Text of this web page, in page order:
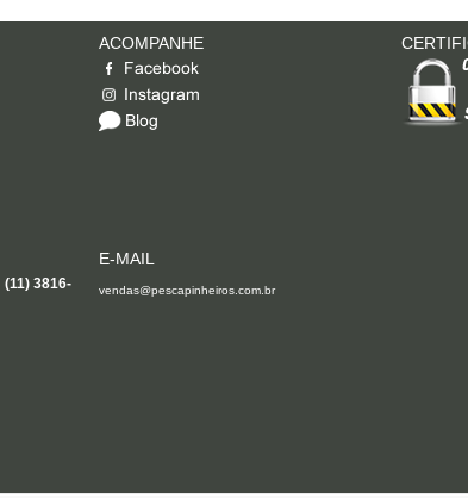
ACOMPANHE
(11) 3816-
E-MAIL
vendas@pescapinheiros.com.br